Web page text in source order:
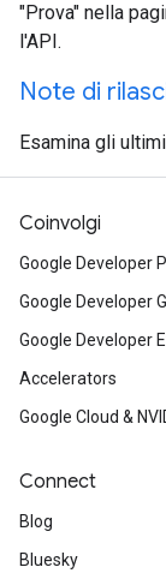
"Prova" nella
l'API.
Note di
Esamina gli
Coinvolgi
Google Developer
Google Developer
Google Developer
Accelerators
Google Cloud &
Connect
Blog
Bluesky